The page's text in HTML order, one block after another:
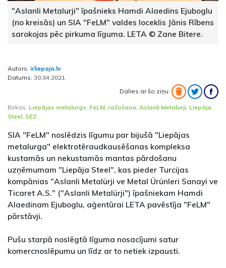
"Aslanli Metalurji" īpašnieks Hamdi Alaedins Ejuboglu
(no kreisās) un SIA "FeLM" valdes loceklis Jānis Rībens
sarokojas pēc pirkuma līguma. LETA © Zane Bitere.
Autors: irliepaja.lv
Datums: 30.04.2021
Dalies ar šo ziņu:
Birkas: Liepājas metalurgs FeLM ražošana Aslanli Metalurji Liepāja
Steel SEZ
SIA "FeLM" noslēdzis līgumu par bijušā "Liepājas
metalurga" elektrotēraudkausēšanas kompleksa
kustamās un nekustamās mantas pārdošanu
uzņēmumam "Liepāja Steel", kas pieder Turcijas
kompānias "Aslanli Metalürji ve Metal Ürünleri Sanayi ve
Ticaret A.S." ("Aslanli Metalürji") īpašniekam Hamdi
Alaedinam Ejuboglu, aģentūrai LETA pavēstīja "FeLM"
pārstāvji.
Pušu starpā noslēgtā līguma nosacījumi satur
komercnoslēpumu un līdz ar to netiek izpausti.